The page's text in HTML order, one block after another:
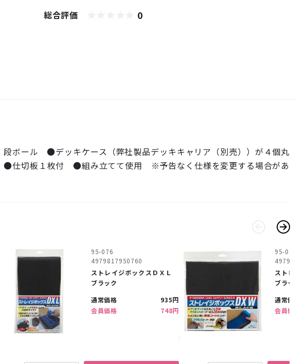
総合評価
0
ボール ●デッキケース（弊社製品デッキキャリア（別売））が４個丸
●仕切板１枚付 ●組み立てて使用 ※予告なく仕様を変更する場合があ
95-076
4979817950760
ストレイジボックスＤＸＬ
ブラック
通常価格
935円
会員価格
748円
95-085
ストレ
ブラック
通常価格
会員価格